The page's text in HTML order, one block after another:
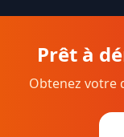
Prêt à
Obtenez votre